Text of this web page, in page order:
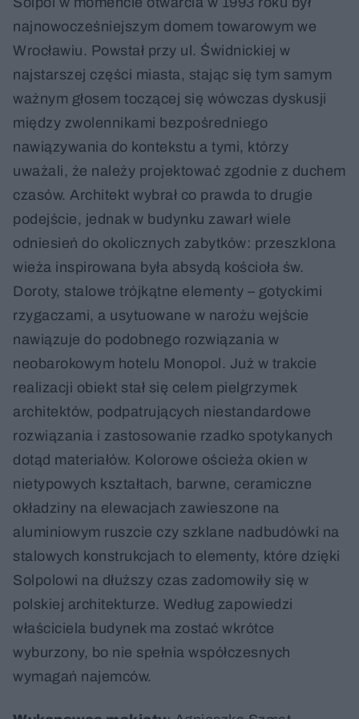
najnowocześniejszym domem towarowym we
Wrocławiu. Powstał przy ul. Świdnickiej w
najstarszej części miasta, stając się tym samym
ważnym głosem toczącej się wówczas dyskusji
między zwolennikami bezpośredniego
nawiązywania do kontekstu a tymi, którzy
uważali, że należy projektować zgodnie z duchem
czasów. Architekt wybrał co prawda to drugie
podejście, jednak w budynku zawarł wiele
odniesień do okolicznych zabytków: przeszklona
wieża inspirowana była absydą kościoła św.
Doroty, stalowe trójkątne elementy – gotyckimi
rzygaczami, a usytuowane w narożu wejście
nawiązuje do podobnego rozwiązania w
neobarokowym hotelu Monopol. Już w trakcie
realizacji obiekt stał się celem pielgrzymek
architektów, podpatrujących niestandardowe
rozwiązania i zastosowanie rzadko spotykanych
dotąd materiałów. Kolorowe ościeża okien w
nietypowych kształtach, barwne, ceramiczne
okładziny na elewacjach zawieszone na
aluminiowym ruszcie czy szklane nadbudówki na
stalowych konstrukcjach to elementy, które dzięki
Solpolowi na dłuższy czas zadomowiły się w
polskiej architekturze. Według zapowiedzi
właściciela budynek ma zostać wkrótce
wyburzony, bo nie spełnia współczesnych
wymagań najemców.